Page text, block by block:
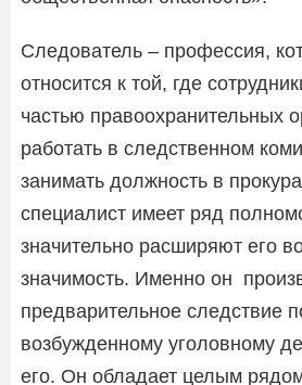
Следователь – профессия,
относится к той, где
частью правоохранительных
работать в следственном
занимать должность в
специалист имеет ряд
значительно расширяют его
значимость. Именно он
предварительное следствие
возбужденному уголовному
его. Он обладает целым